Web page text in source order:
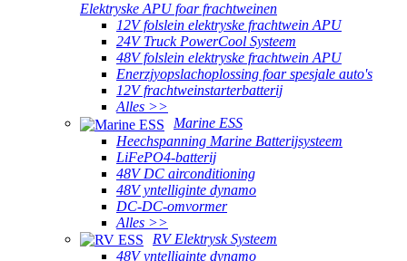
Elektryske APU foar frachtweinen
12V folslein elektryske frachtwein APU
24V Truck PowerCool Systeem
48V folslein elektryske frachtwein APU
Enerzjyopslachoplossing foar spesjale auto's
12V frachtweinstarterbatterij
Alles >>
Marine ESS
Heechspanning Marine Batterijsysteem
LiFePO4-batterij
48V DC airconditioning
48V yntelliginte dynamo
DC-DC-omvormer
Alles >>
RV Elektrysk Systeem
48V yntelliginte dynamo